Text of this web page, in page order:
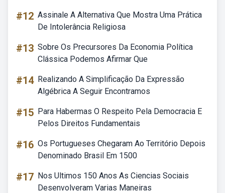
#12 Assinale A Alternativa Que Mostra Uma Prática
De Intolerância Religiosa
#13 Sobre Os Precursores Da Economia Política
Clássica Podemos Afirmar Que
#14 Realizando A Simplificação Da Expressão
Algébrica A Seguir Encontramos
#15 Para Habermas O Respeito Pela Democracia E
Pelos Direitos Fundamentais
#16 Os Portugueses Chegaram Ao Território Depois
Denominado Brasil Em 1500
#17 Nos Ultimos 150 Anos As Ciencias Sociais
Desenvolveram Varias Maneiras